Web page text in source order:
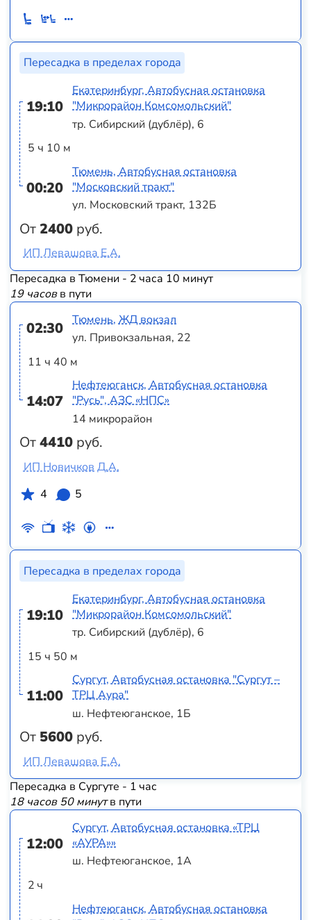
Пересадка в пределах города
19:10
5 ч 10 м
00:20
От2400 руб.
Екатеринбург, Автобусная остановка
"Микрорайон Комсомольский"
тр. Сибирский (дублёр), 6
Тюмень, Автобусная остановка
"Московский тракт"
ул. Московский тракт, 132Б
ИП Левашова Е.А.
Пересадка в Тюмени - 2 часа 10 минут
19 часовв пути
02:30
11 ч 40 м
14:07
От4410 руб.
Тюмень, ЖД вокзал
ул. Привокзальная, 22
Нефтеюганск, Автобусная остановка
"Русь", АЗС «НПС»
14 микрорайон
ИП Новичков Д.А.
4
5
Пересадка в пределах города
19:10
15 ч 50 м
11:00
От 5600 руб.
Екатеринбург, Автобусная остановка
"Микрорайон Комсомольский"
тр. Сибирский (дублёр), 6
Сургут, Автобусная остановка "Сургут –
ТРЦ Аура"
ш. Нефтеюганское, 1Б
ИП Левашова Е.А.
Пересадка в Сургуте - 1 час
18 часов 50 минутв пути
12:00
2 ч
Сургут, Автобусная остановка «ТРЦ
«АУРА»»
ш. Нефтеюганское, 1А
Нефтеюганск, Автобусная остановка